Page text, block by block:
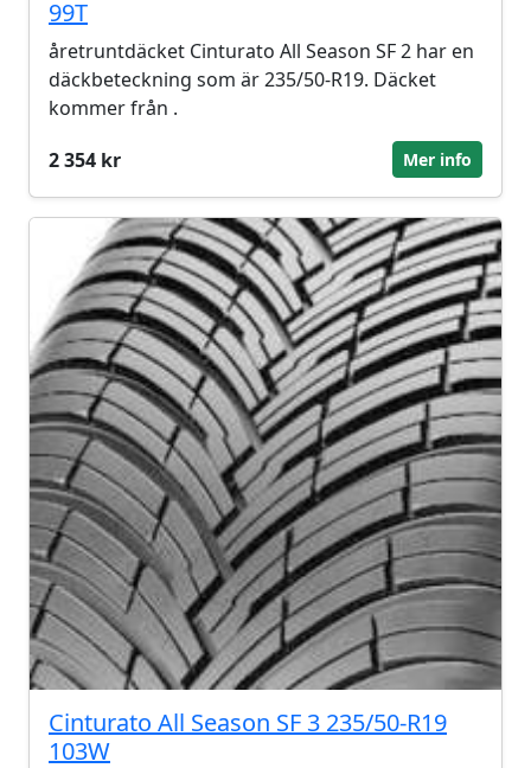
99T
åretruntdäcket Cinturato All Season SF 2 har en
däckbeteckning som är 235/50-R19. Däcket
kommer från .
2 354 kr
Mer info
Cinturato All Season SF 3 235/50-R19
103W